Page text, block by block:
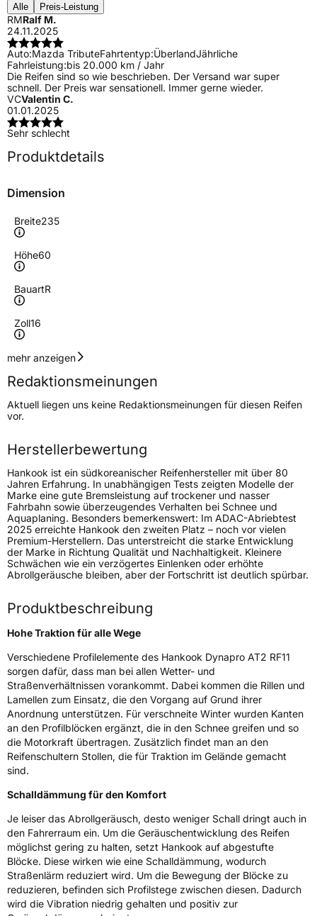
Alle Preis-Leistung
RMRalf M.
24.11.2025
Auto:Mazda TributeFahrtentyp:ÜberlandJährliche
Fahrleistung:bis 20.000 km / Jahr
Die Reifen sind so wie beschrieben. Der Versand war super
schnell. Der Preis war sensationell. Immer gerne wieder.
VCValentin C.
01.01.2025
Sehr schlecht
Produktdetails
Dimension
Breite235
Höhe60
BauartR
Zoll16
Geschwindigkeitsindex
Höchstgeschwindigkeit
190 km/h
Lastindex100
Höchstlast800 kg
Gewicht (in kg)
13,66 kg
Generelle Merkmale
FahrzeugtypSUV
VerwendungGanzjahresreifen
ModellnameDynapro AT2 RF11
Weitere Eigenschaften
Schlauchtyp TL
ZustandNeureifen
M+SJa
EU Label
NasshaftungD
Rollgeräusch (Klasse)B
Rollgeräusch (dB)72
FahrzeugklasseC1
mehr anzeigen
Redaktionsmeinungen
Aktuell liegen uns keine Redaktionsmeinungen für diesen Reifen
vor.
Herstellerbewertung
Hankook ist ein südkoreanischer Reifenhersteller mit über 80
Jahren Erfahrung. In unabhängigen Tests zeigten Modelle der
Marke eine gute Bremsleistung auf trockener und nasser
Fahrbahn sowie überzeugendes Verhalten bei Schnee und
Aquaplaning. Besonders bemerkenswert: Im ADAC-Abriebtest
2025 erreichte Hankook den zweiten Platz – noch vor vielen
Premium-Herstellern. Das unterstreicht die starke Entwicklung
der Marke in Richtung Qualität und Nachhaltigkeit. Kleinere
Schwächen wie ein verzögertes Einlenken oder erhöhte
Abrollgeräusche bleiben, aber der Fortschritt ist deutlich spürbar.
Produktbeschreibung
Hohe Traktion für alle Wege
Verschiedene Profilelemente des Hankook Dynapro AT2 RF11
sorgen dafür, dass man bei allen Wetter- und
Straßenverhältnissen vorankommt. Dabei kommen die Rillen und
Lamellen zum Einsatz, die den Vorgang auf Grund ihrer
Anordnung unterstützen. Für verschneite Winter wurden Kanten
an den Profilblöcken ergänzt, die in den Schnee greifen und so
die Motorkraft übertragen. Zusätzlich findet man an den
Reifenschultern Stollen, die für Traktion im Gelände gemacht
sind.
Schalldämmung für den Komfort
Je leiser das Abrollgeräusch, desto weniger Schall dringt auch in
den Fahrerraum ein. Um die Geräuschentwicklung des Reifen
möglichst gering zu halten, setzt Hankook auf abgestufte
Blöcke. Diese wirken wie eine Schalldämmung, wodurch
Straßenlärm reduziert wird. Um die Bewegung der Blöcke zu
reduzieren, befinden sich Profilstege zwischen diesen. Dadurch
wird die Vibration niedrig gehalten und positiv zur